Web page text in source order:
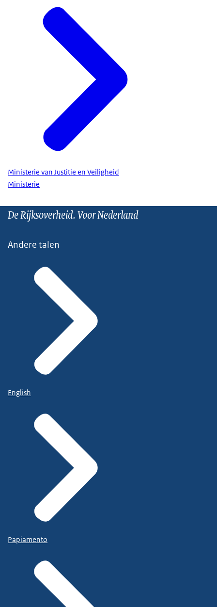
Ministerie van Justitie en Veiligheid
Ministerie
De Rijksoverheid. Voor Nederland
Andere talen
English
Papiamento